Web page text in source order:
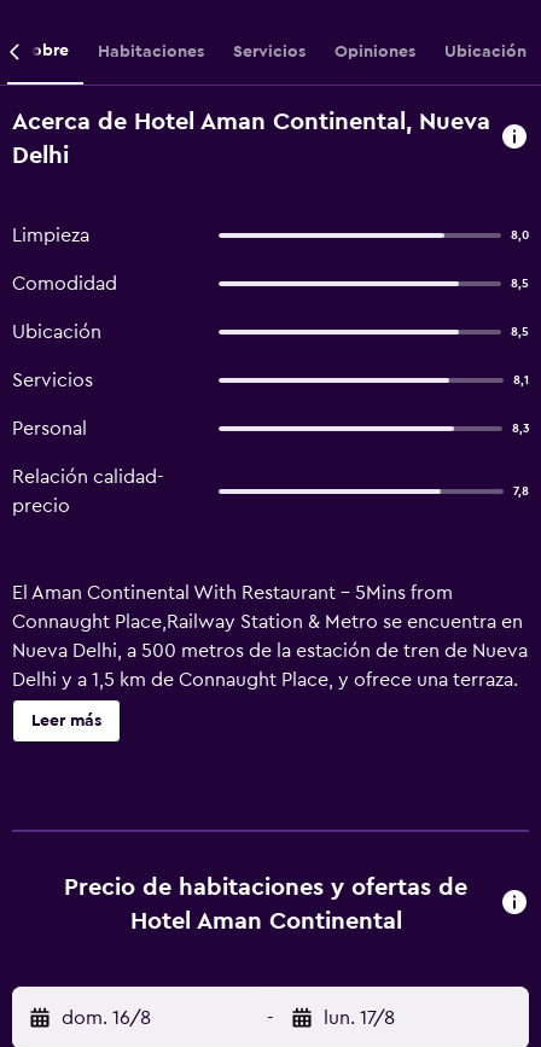
Sobre Habitaciones Servicios Opiniones Ubicación
Acerca de Hotel Aman Continental, Nueva
Delhi
Limpieza 8,0
Comodidad 8,5
Ubicación 8,5
Servicios 8,1
Personal 8,3
Relación calidad-
precio
7,8
El Aman Continental With Restaurant - 5Mins from
Connaught Place,Railway Station & Metro se encuentra en
Nueva Delhi, a 500 metros de la estación de tren de Nueva
Delhi y a 1,5 km de Connaught Place, y ofrece una terraza.
El Aman Continental With Restaurant - 5Mins from
Connaught Place,Railway Station & Metro dispone de WiFi
estadio de críquet Feroz Shah Kotla, mientras que el Fuerte
Rojo se halla a 6,8 km. El aeropuerto internacional de
ofrece platos locales e internacionales, así como refrescos
y aperitivos ligeros.
Leer más
Precio de habitaciones y ofertas de
Hotel Aman Continental
dom. 16/8 - lun. 17/8